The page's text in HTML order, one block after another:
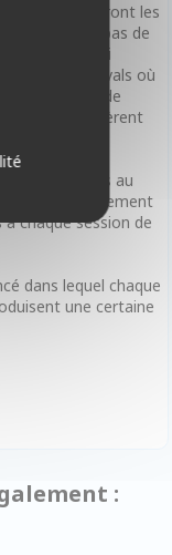
qui amélioreront les
nécessitent pas de
(qui
des festivals où
des points de
culte qui confèrent
le marais.
le plus au
devrez également
chaque session de
dans lequel chaque
une certaine
: